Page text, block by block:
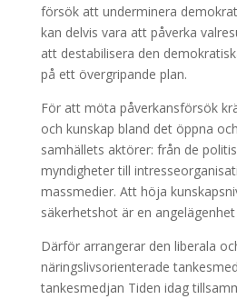
försök att underminera
kan delvis vara att påverka
att destabilisera den
på ett övergripande plan.
För att möta påverkansförsök
och kunskap bland det öppna
samhällets aktörer: från de
myndigheter till
massmedier. Att höja
säkerhetshot är en
Därför arrangerar den liberala
näringslivsorienterade
tankesmedjan Tiden idag